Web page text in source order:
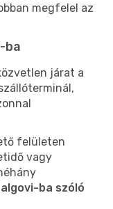
megfelel az
ba
járat a
felületen
vagy
ba szóló